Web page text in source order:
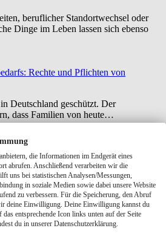
beruflicher Standortwechsel oder
Dinge im Leben lassen sich ebenso
Rechte und Pflichten von
Deutschland geschützt. Der
dass Familien von heute…
wegen Eigenbedarf
(PDF) Folgendes sollte Ihr
Die detaillierten Umstände des
bei Störung des Hausfriedens
die Informationen im Endgerät eines
abrufen. Anschließend verarbeiten wir die
uns bei statistischen Analysen/Messungen,
in soziale Medien sowie dabei unsere Website
zu verbessern. Für die Speicherung, den Abruf
deine Einwilligung. Deine Einwilligung kannst du
entsprechende Icon links unten auf der Seite
du in unserer Datenschutzerklärung.